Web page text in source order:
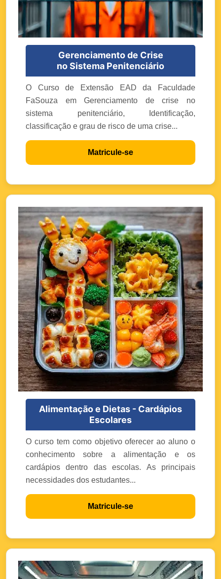
Gerenciamento de Crise
no Sistema Penitenciário
O Curso de Extensão EAD da Faculdade
FaSouza em Gerenciamento de crise no
sistema penitenciário, Identificação,
classificação e grau de risco de uma crise...
Matricule-se
Alimentação e Dietas - Cardápios
Escolares
O curso tem como objetivo oferecer ao aluno o
conhecimento sobre a alimentação e os
cardápios dentro das escolas. As principais
necessidades dos estudantes...
Matricule-se